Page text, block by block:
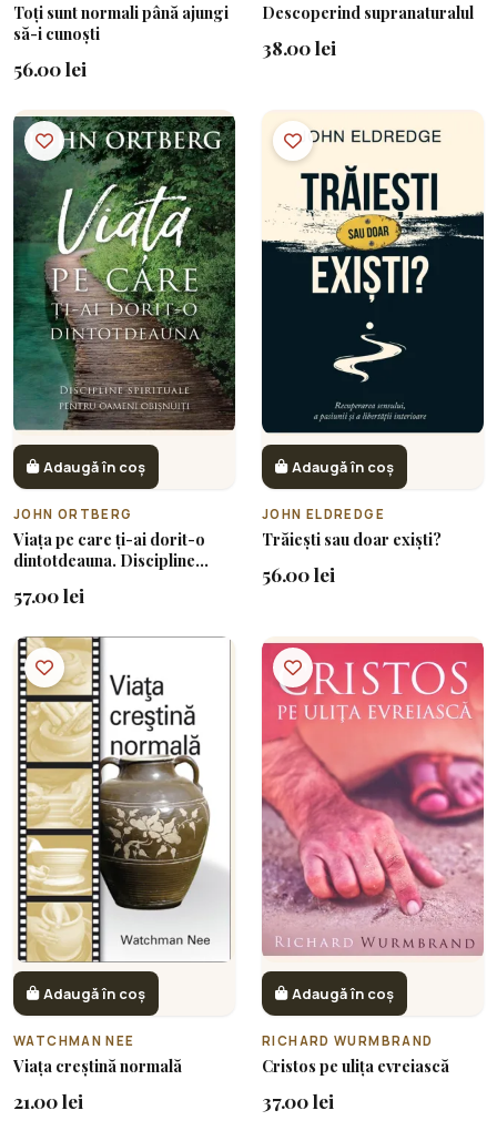
Toți sunt normali până ajungi
să-i cunoști
56.00 lei
Descoperind supranaturalul
38.00 lei
Adaugă în coș
JOHN ORTBERG
Viața pe care ți-ai dorit-o
dintotdeauna. Discipline
rând
57.00 lei
Adaugă în coș
JOHN ELDREDGE
Trăiești sau doar exiști?
56.00 lei
Adaugă în coș
WATCHMAN NEE
Viața creștină normală
21.00 lei
Adaugă în coș
RICHARD WURMBRAND
Cristos pe ulița evreiască
37.00 lei